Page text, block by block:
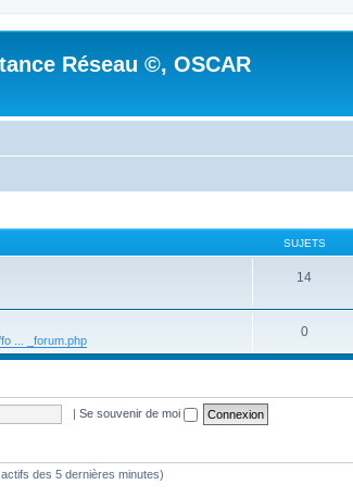
Réseau ©, OSCAR
SUJETS
14
... _forum.php
0
| Se souvenir de moi
des 5 dernières minutes)